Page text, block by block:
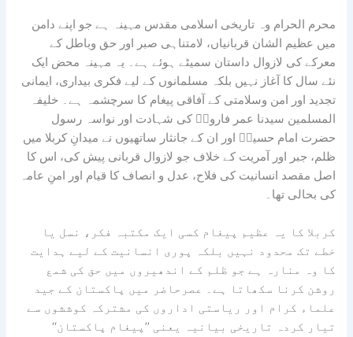
محرم الحرام وہ تاریخی اسلامی مقدس مہینہ ہے جو اپنے دامن
میں عظیم الشان قربانیاں، لامتناہی صبر اور حق وباطل کے
معرکے کی لازوال داستان سمیٹے ہوئے ہے۔ یہ مہینہ محض ایک
نئے سال کا آغاز نہیں بلکہ مسلمانوں کے لیے فکری بیداری، ایمانی
تجدید اور امن وسلامتی کے آفاقی پیغام کا سرچشمہ ہے۔ خلیفہ
المسلمین سیدنا عمر فاروقؓ کی شہادت اور نواسہ رسول
حضرت امام حسینؓ اور ان کے جانثار ساتھیوں نے میدانِ کربلا میں
ظلم، جبر اور آمریت کے خلاف جو لازوال قربانی پیش کی، اس کا
اصل مقصد انسانیت کی فلاح، عدل و انصاف کا قیام اور امنِ عامہ
کی بحالی تھا۔
کربلا کا یہ عظیم پیغام کسی ایک مکتبہ فکر، نسل یا
خطے تک محدود نہیں بلکہ پوری انسانیت کے لیے ہدایت
کا وہ منارہ ہے جو ظلم کے اندھیروں میں حق کی شمع
روشن کرنا سکھاتا ہے۔ عصرحاضر میں پاکستان کے جید
علماء کرام اور ریاستی اداروں کی مشترکہ کوششوں سے
تیار کردہ تاریخی بیانیہ یعنی ’’پیغام پاکستان‘‘